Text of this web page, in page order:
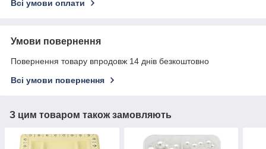
Всі умови оплати
Умови повернення
Повернення товару впродовж 14 днів безкоштовно
Всі умови повернення
З цим товаром також замовляють